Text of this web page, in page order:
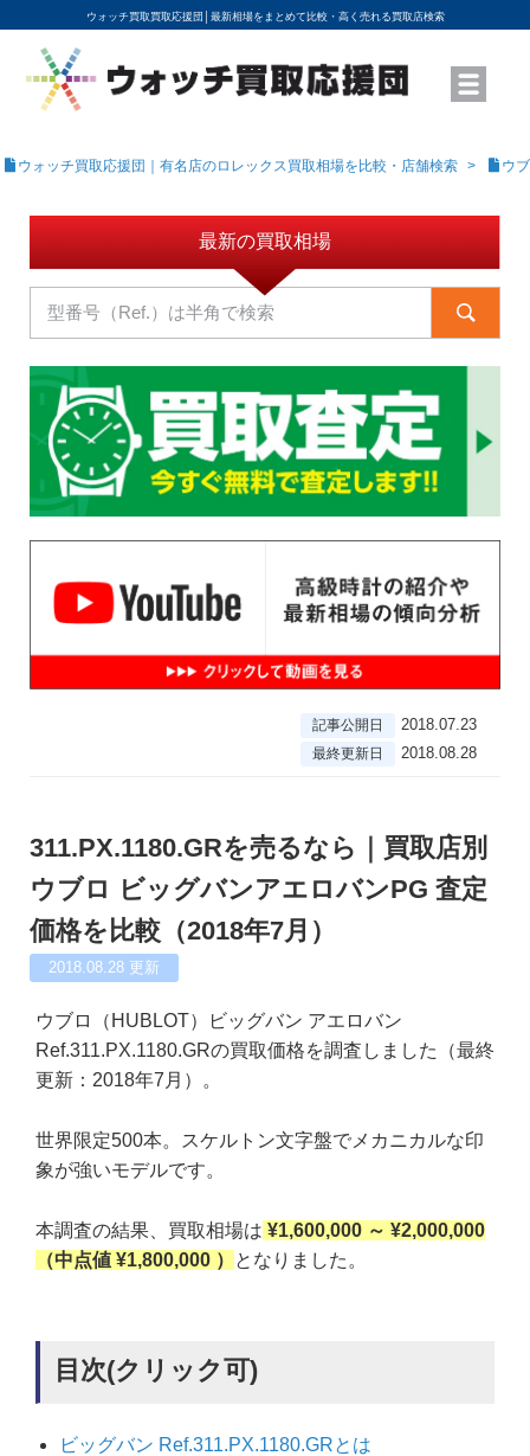
ウォッチ買取買取応援団│ 最新相場をまとめて比較・高く売れる買取店検索
YouTubeで動画を公開中
ROLEXモデル名から買取相場を調べる
高級時計ブランド名から買取相場を調べる
地域から買取店を探す
店舗名から買取店を探す
ブランド時計を高く売る方法
買取査定を依頼する
ウォッチ買取応援団｜有名店のロレックス買取相場を比較・店舗検索 ウ
最新の買取相場
記事公開日 2018.07.23
最終更新日 2018.08.28
311.PX.1180.GRを売るなら｜買取店別
ウブロ ビッグバンアエロバンPG 査定
価格を比較（2018年7月）
2018.08.28 更新
ウブロ（HUBLOT）ビッグバン アエロバン
Ref.311.PX.1180.GRの買取価格を調査しました（最終
更新：2018年7月）。
世界限定500本。スケルトン文字盤でメカニカルな印
象が強いモデルです。
本調査の結果、買取相場は ¥1,600,000 ～ ¥2,000,000
（中点値 ¥1,800,000 ）
となりました。
目次(クリック可)
ビッグバン Ref.311.PX.1180.GRとは